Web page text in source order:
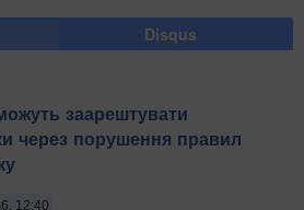
Disqus
заарештувати
через порушення правил
12:40